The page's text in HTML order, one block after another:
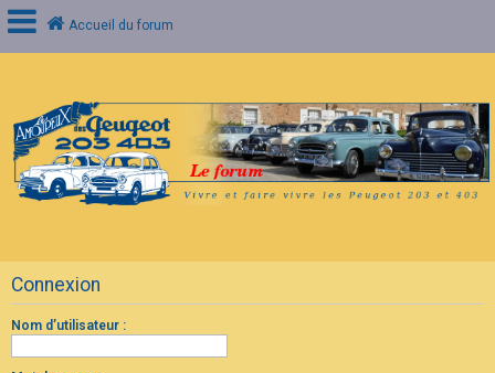
o
n
n
e
x
I
s
r
Accueil du forum
Connexion
Nom d’utilisateur :